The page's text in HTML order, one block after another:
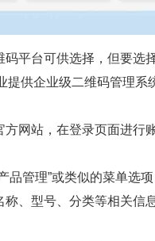
平台可供选择，但要选
供企业级二维码管理系
网站，在登录页面进行
管理”或类似的菜单选
、型号、分类等相关信